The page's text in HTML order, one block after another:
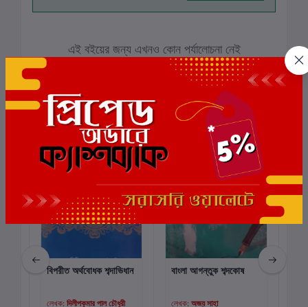
এই বইয়ের জন্য এখনও কোন পর্যালোচনা নেই
সংশ্লিষ্ট বই
ছাড় 6%
কার্টে যোগ করুন
বিপরীত অর্থবোধক শব্দাভিধান
লেখক: দিলীপকুমার পাল চৌধুরী
কার্টে যোগ করুন
বাংলা আগন্তুক শব্দকোষ
লেখক: অজয় সাহা